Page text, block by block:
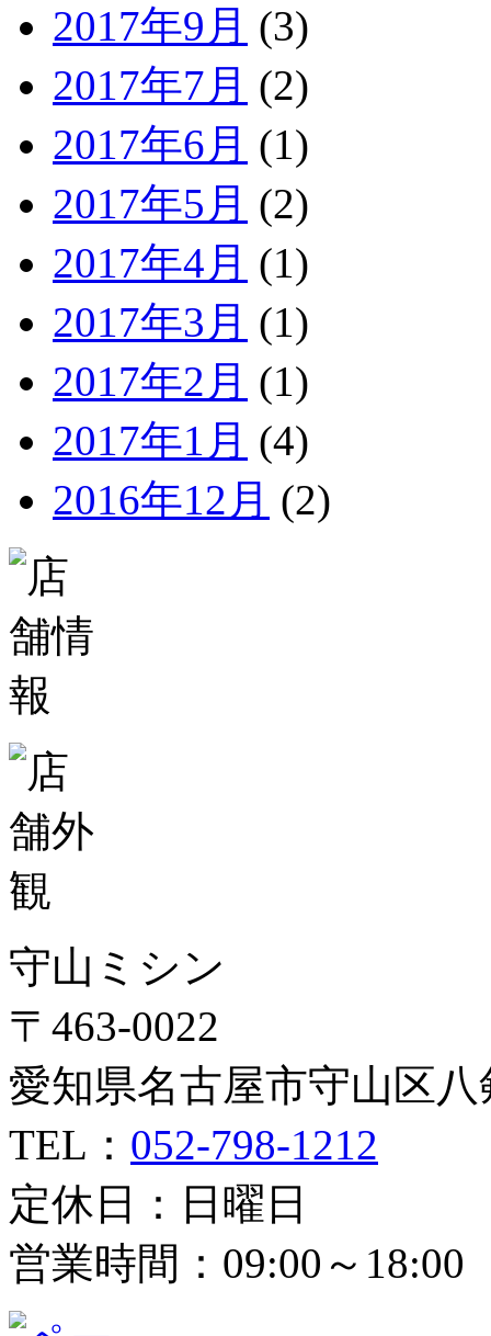
2017年9月 (3)
2017年7月 (2)
2017年6月 (1)
2017年5月 (2)
2017年4月 (1)
2017年3月 (1)
2017年2月 (1)
2017年1月 (4)
2016年12月 (2)
守山ミシン
〒463-0022
愛知県名古屋市守山区八
TEL： 052-798-1212
定休日：日曜日
営業時間：09:00～18:00